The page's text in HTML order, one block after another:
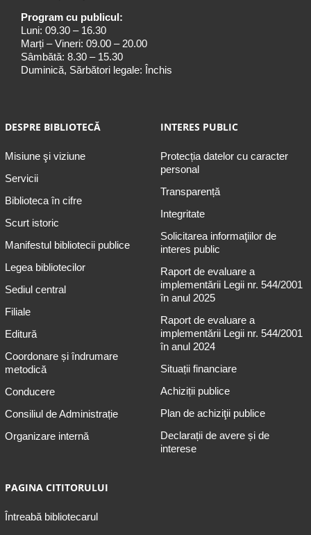
Program cu publicul:
Luni: 09.30 – 16.30
Marți – Vineri: 09.00 – 20.00
Sâmbătă: 8.30 – 15.30
Duminică, Sărbători legale: Închis
DESPRE BIBLIOTECĂ
Misiune şi viziune
Servicii
Biblioteca în cifre
Scurt istoric
Manifestul bibliotecii publice
Legea bibliotecilor
Sediul central
Filiale
Editură
Coordonare și îndrumare
metodică
Conducere
Consiliul de Administrație
Organizare internă
INTERES PUBLIC
Protecția datelor cu caracter
personal
Transparență
Integritate
Solicitarea informaţiilor de
interes public
Raport de evaluare a
implementării Legii nr. 544/2001
în anul 2025
Raport de evaluare a
implementării Legii nr. 544/2001
în anul 2024
Situații financiare
Achiziții publice
Plan de achiziţii publice
Declarații de avere și de
interese
PAGINA CITITORULUI
Întreabă bibliotecarul